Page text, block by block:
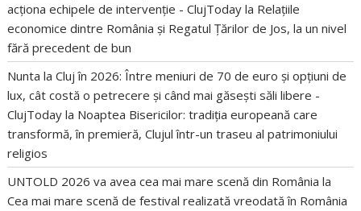
acționa echipele de intervenție - ClujToday la Relațiile
economice dintre România și Regatul Țărilor de Jos, la un nivel
fără precedent de bun
Nunta la Cluj în 2026: Între meniuri de 70 de euro și opțiuni de
lux, cât costă o petrecere și când mai găsești săli libere -
ClujToday la Noaptea Bisericilor: tradiția europeană care
transformă, în premieră, Clujul într-un traseu al patrimoniului
religios
UNTOLD 2026 va avea cea mai mare scenă din România la
Cea mai mare scenă de festival realizată vreodată în România